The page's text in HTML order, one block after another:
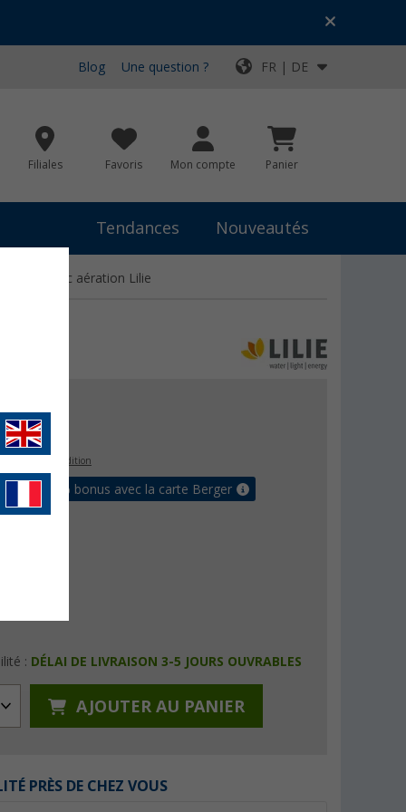
Blog Une question ? FR | DE
Filiales Favoris Mon compte Panier
Tendances Nouveautés
avec aération Lilie
€
les frais d'expédition
jusqu'à 5% bonus avec la carte Berger
: DÉLAI DE LIVRAISON 3-5 JOURS OUVRABLES
AJOUTER AU PANIER
PRÈS DE CHEZ VOUS